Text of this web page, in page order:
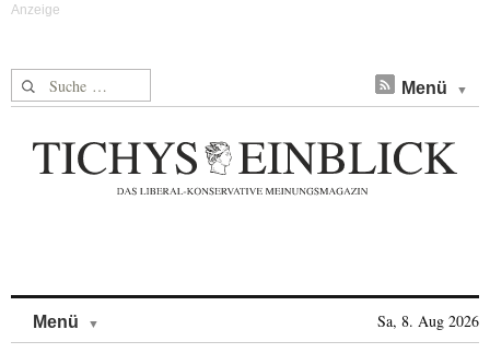
Suche nach: Menü
Menü Sa, 8. Aug 2026